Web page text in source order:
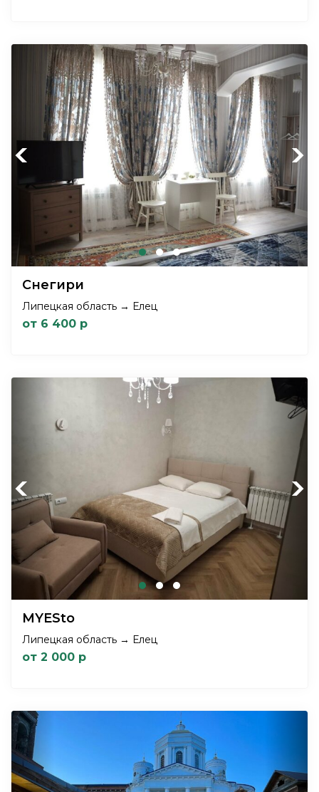
Previous Next
Снегири
Липецкая область → Елец
от 6 400 р
Previous Next
MYESto
Липецкая область → Елец
от 2 000 р